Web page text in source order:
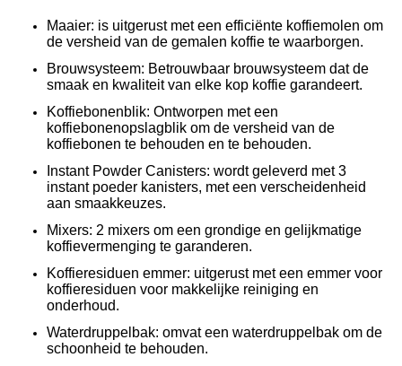
Maaier: is uitgerust met een efficiënte koffiemolen om
de versheid van de gemalen koffie te waarborgen.
Brouwsysteem: Betrouwbaar brouwsysteem dat de
smaak en kwaliteit van elke kop koffie garandeert.
Koffiebonenblik: Ontworpen met een
koffiebonenopslagblik om de versheid van de
koffiebonen te behouden en te behouden.
Instant Powder Canisters: wordt geleverd met 3
instant poeder kanisters, met een verscheidenheid
aan smaakkeuzes.
Mixers: 2 mixers om een grondige en gelijkmatige
koffievermenging te garanderen.
Koffieresiduen emmer: uitgerust met een emmer voor
koffieresiduen voor makkelijke reiniging en
onderhoud.
Waterdruppelbak: omvat een waterdruppelbak om de
schoonheid te behouden.